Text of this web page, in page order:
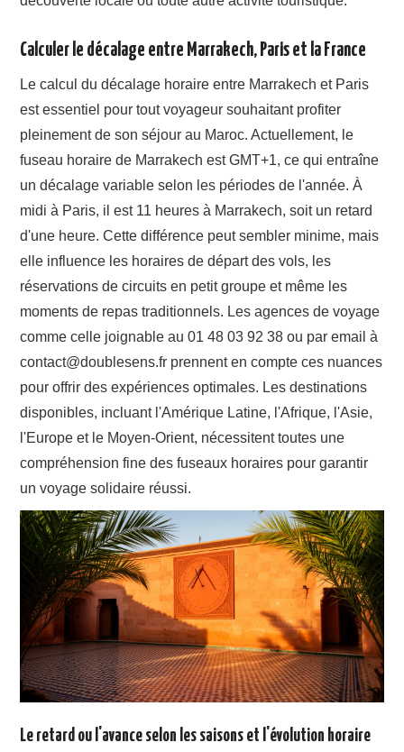
Calculer le décalage entre Marrakech, Paris et la France
Le calcul du décalage horaire entre Marrakech et Paris
est essentiel pour tout voyageur souhaitant profiter
pleinement de son séjour au Maroc. Actuellement, le
fuseau horaire de Marrakech est GMT+1, ce qui entraîne
un décalage variable selon les périodes de l'année. À
midi à Paris, il est 11 heures à Marrakech, soit un retard
d'une heure. Cette différence peut sembler minime, mais
elle influence les horaires de départ des vols, les
réservations de circuits en petit groupe et même les
moments de repas traditionnels. Les agences de voyage
comme celle joignable au 01 48 03 92 38 ou par email à
contact@doublesens.fr prennent en compte ces nuances
pour offrir des expériences optimales. Les destinations
disponibles, incluant l'Amérique Latine, l'Afrique, l'Asie,
l'Europe et le Moyen-Orient, nécessitent toutes une
compréhension fine des fuseaux horaires pour garantir
un voyage solidaire réussi.
Le retard ou l'avance selon les saisons et l'évolution horaire